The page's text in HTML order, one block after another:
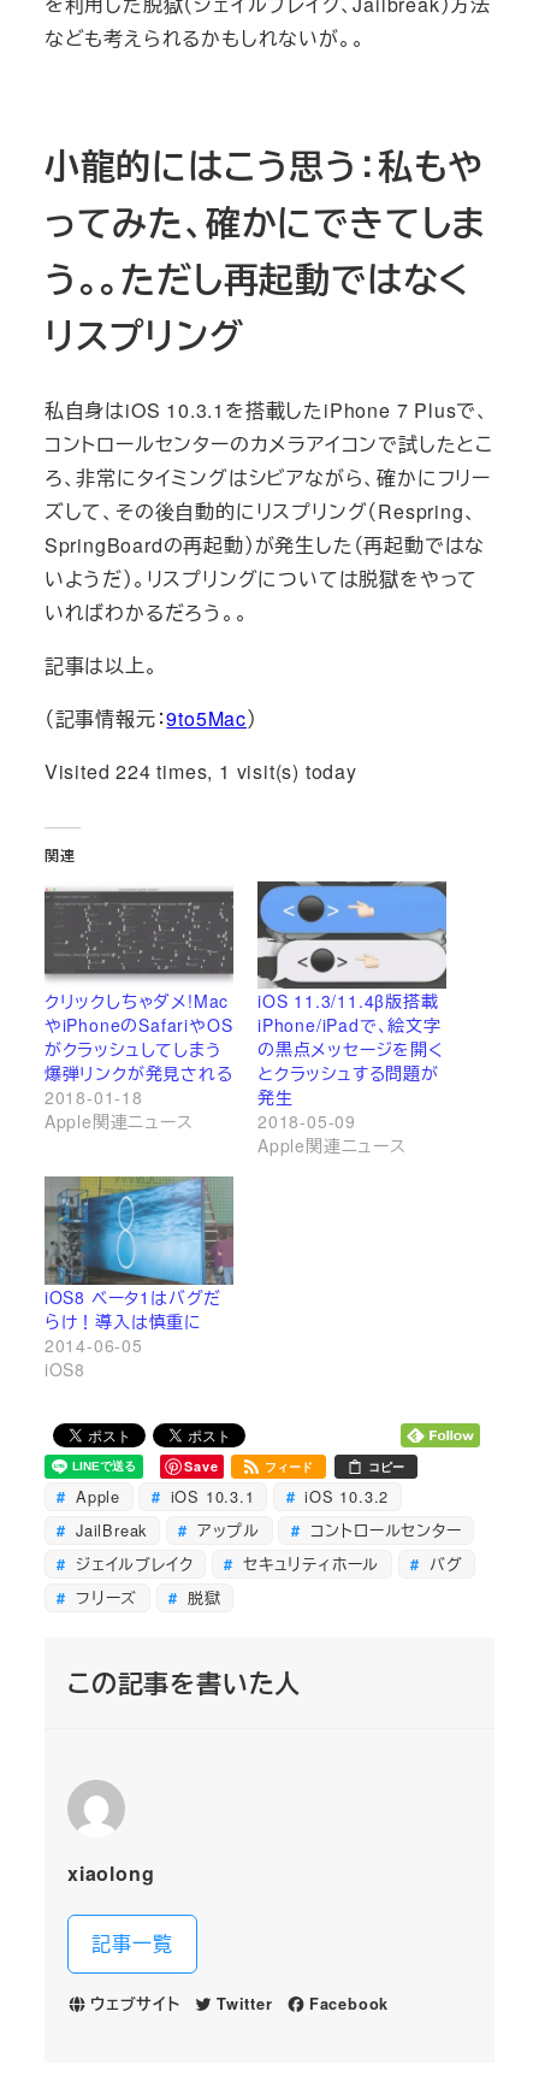
なども考えられるかもしれないが。。
小龍的にはこう思う：私もや
ってみた、確かにできてしま
う。。ただし再起動ではなく
リスプリング
私自身はiOS 10.3.1を搭載したiPhone 7 Plusで、
コントロールセンターのカメラアイコンで試したとこ
ろ、非常にタイミングはシビアながら、確かにフリー
ズして、その後自動的にリスプリング（Respring、
SpringBoardの再起動）が発生した（再起動ではな
いようだ）。リスプリングについては脱獄をやって
いればわかるだろう。。
記事は以上。
（記事情報元：9to5Mac）
Visited 224 times, 1 visit(s) today
関連
クリックしちゃダメ!Mac
やiPhoneのSafariやOS
がクラッシュしてしまう
爆弾リンクが発見される
2018-01-18
Apple関連ニュース
iOS 11.3/11.4β版搭載
iPhone/iPadで、絵文字
の黒点メッセージを開く
とクラッシュする問題が
発生
2018-05-09
Apple関連ニュース
iOS8 ベータ1はバグだ
らけ！導入は慎重に
2014-06-05
iOS8
Save フィード コピー
Apple iOS 10.3.1
iOS 10.3.2
JailBreak
アップル
コントロールセンター
ジェイルブレイク
セキュリティホール
バグ
フリーズ
脱獄
この記事を書いた人
xiaolong
記事一覧
ウェブサイト Twitter Facebook